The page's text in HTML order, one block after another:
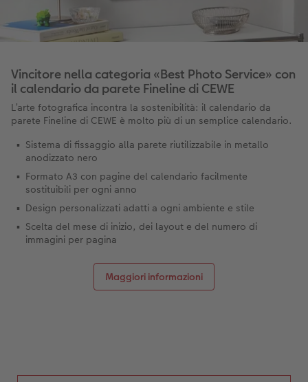
Vincitore nella categoria «Best Photo Service» con
il calendario da parete Fineline di CEWE
L’arte fotografica incontra la sostenibilità: il calendario da
parete Fineline di CEWE è molto più di un semplice calendario.
Sistema di fissaggio alla parete riutilizzabile in metallo
anodizzato nero
Formato A3 con pagine del calendario facilmente
sostituibili per ogni anno
Design personalizzati adatti a ogni ambiente e stile
Scelta del mese di inizio, dei layout e del numero di
immagini per pagina
Maggiori informazioni